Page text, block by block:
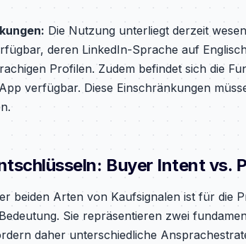
Die Nutzung unterliegt derzeit
deren LinkedIn-Sprache auf
Profilen. Zudem befindet sich die
verfügbar. Diese Einschränkungen
Buyer Intent vs.
beiden Arten von Kaufsignalen ist für die
Sie repräsentieren zwei
daher unterschiedliche